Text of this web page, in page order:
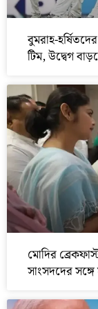
বুমরাহ-
টিম, উদ্বেগ
মোদির
সাংসদদের সঙ্গে